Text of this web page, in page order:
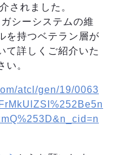
されました。
シーシステムの維
を持つベテラン層が
て詳しくご紹介いた
い。
atcl/gen/19/0063